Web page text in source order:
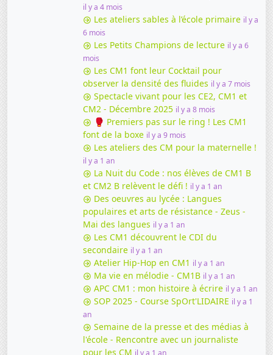
il y a 4 mois
Les ateliers sables à l’école primaire il y a
6 mois
Les Petits Champions de lecture il y a 6
mois
Les CM1 font leur Cocktail pour
observer la densité des fluides il y a 7 mois
Spectacle vivant pour les CE2, CM1 et
CM2 - Décembre 2025 il y a 8 mois
🥊 Premiers pas sur le ring ! Les CM1
font de la boxe il y a 9 mois
Les ateliers des CM pour la maternelle !
il y a 1 an
La Nuit du Code : nos élèves de CM1 B
et CM2 B relèvent le défi ! il y a 1 an
Des oeuvres au lycée : Langues
populaires et arts de résistance - Zeus -
Mai des langues il y a 1 an
Les CM1 découvrent le CDI du
secondaire il y a 1 an
Atelier Hip-Hop en CM1 il y a 1 an
Ma vie en mélodie - CM1B il y a 1 an
APC CM1 : mon histoire à écrire il y a 1 an
SOP 2025 - Course SpOrt'LIDAIRE il y a 1
an
Semaine de la presse et des médias à
l'école - Rencontre avec un journaliste
pour les CM il y a 1 an